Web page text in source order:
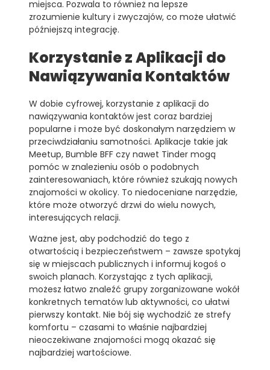
miejsca. Pozwala to również na lepsze
zrozumienie kultury i zwyczajów, co może ułatwić
późniejszą integrację.
Korzystanie z Aplikacji do
Nawiązywania Kontaktów
W dobie cyfrowej, korzystanie z aplikacji do
nawiązywania kontaktów jest coraz bardziej
popularne i może być doskonałym narzędziem w
przeciwdziałaniu samotności. Aplikacje takie jak
Meetup, Bumble BFF czy nawet Tinder mogą
pomóc w znalezieniu osób o podobnych
zainteresowaniach, które również szukają nowych
znajomości w okolicy. To niedoceniane narzędzie,
które może otworzyć drzwi do wielu nowych,
interesujących relacji.
Ważne jest, aby podchodzić do tego z
otwartością i bezpieczeństwem – zawsze spotykaj
się w miejscach publicznych i informuj kogoś o
swoich planach. Korzystając z tych aplikacji,
możesz łatwo znaleźć grupy zorganizowane wokół
konkretnych tematów lub aktywności, co ułatwi
pierwszy kontakt. Nie bój się wychodzić ze strefy
komfortu – czasami to właśnie najbardziej
nieoczekiwane znajomości mogą okazać się
najbardziej wartościowe.